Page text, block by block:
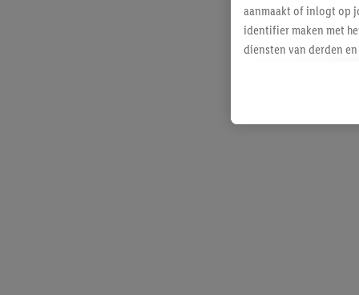
aanmaakt of inlogt op
identifier maken met
diensten van derden
Als je hiervoor
eerder interesse hebt
maar het niet te
Lidl-diensten worden
mailadres en met
Onder "Aanpassen"
Door te klikken op